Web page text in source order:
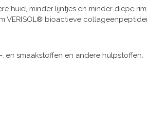
minder lijntjes en minder diepe
VERISOL® bioactieve
en smaakstoffen en andere hulpstoffen.